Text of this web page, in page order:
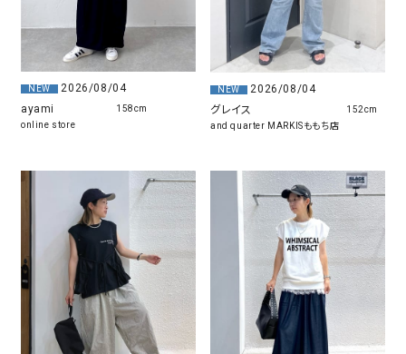
NEW
2026/08/04
ayami
online store
158cm
NEW
2026/08/04
グレイス
and quarter MARKISももち店
152cm